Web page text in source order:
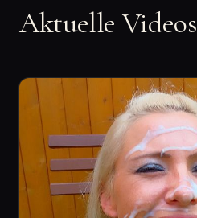
Aktuelle Videos